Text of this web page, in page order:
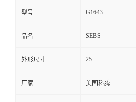
型号 G1643
品名 SEBS
外形尺寸 25
厂家 美国科腾